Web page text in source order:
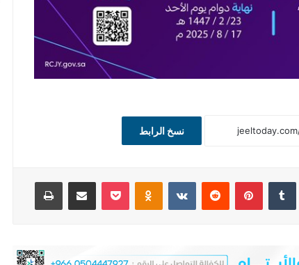
نسخ الرابط
لينكدإن بينتيريست ‏VKontakte